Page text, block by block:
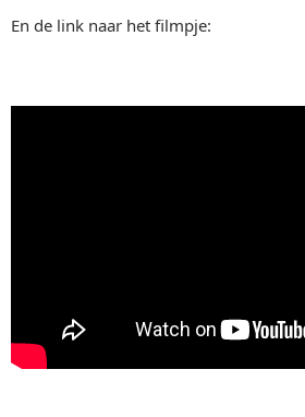
En de link naar het filmpje: